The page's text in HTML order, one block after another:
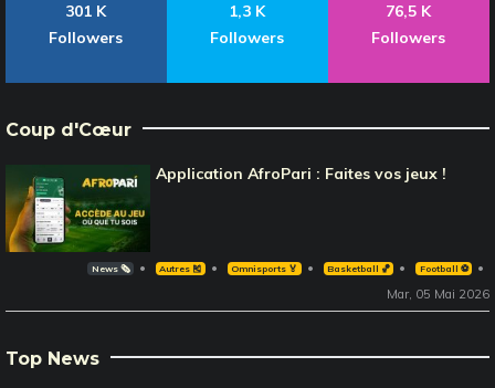
301 K
Followers
1,3 K
Followers
76,5 K
Followers
Coup d'Cœur
Application AfroPari : Faites vos jeux !
News 🗞️ Autres 🎽 Omnisports 🏅 Basketball 🏀 Football ⚽️
Mar, 05 Mai 2026
Top News